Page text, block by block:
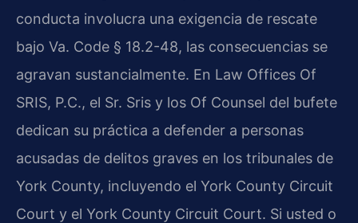
conducta involucra una exigencia de rescate
bajo Va. Code § 18.2-48, las consecuencias se
agravan sustancialmente. En Law Offices Of
SRIS, P.C., el Sr. Sris y los Of Counsel del bufete
dedican su práctica a defender a personas
acusadas de delitos graves en los tribunales de
York County, incluyendo el York County Circuit
Court y el York County Circuit Court. Si usted o